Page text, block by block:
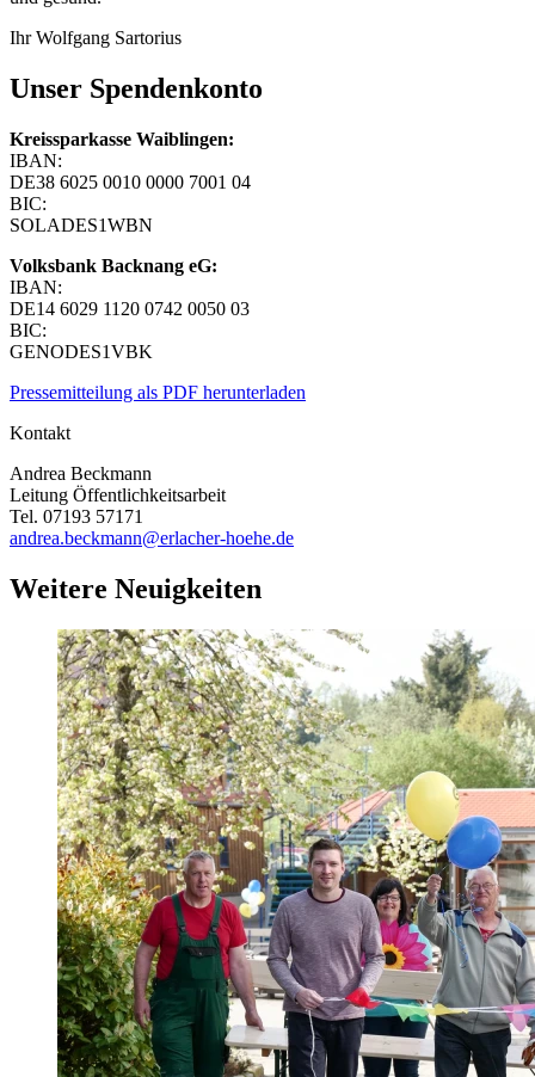
Ihr Wolfgang Sartorius
Unser Spendenkonto
Kreissparkasse Waiblingen:
IBAN:
DE38 6025 0010 0000 7001 04
BIC:
SOLADES1WBN
Volksbank Backnang eG:
IBAN:
DE14 6029 1120 0742 0050 03
BIC:
GENODES1VBK
Pressemitteilung als PDF herunterladen
Kontakt
Andrea Beckmann
Leitung Öffentlichkeitsarbeit
Tel. 07193 57171
andrea.beckmann@erlacher-hoehe.de
Weitere Neuigkeiten